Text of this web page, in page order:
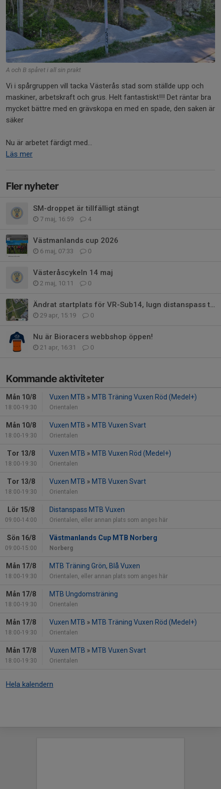
A och B spåret i all sin prakt
Vi i spårgruppen vill tacka Västerås stad som ställde upp och
maskiner, arbetskraft och grus. Helt fantastiskt!!! Det räntar bra
mycket bättre med en grävskopa en med en spade, den saken är
säker
Nu är arbetet färdigt med...
Läs mer
Fler nyheter
SM-droppet är tillfälligt stängt
7 maj, 16:59 4
Västmanlands cup 2026
6 maj, 07:33 0
Västeråscykeln 14 maj
2 maj, 10:11 0
Ändrat startplats för VR-Sub14, lugn distanspass till Köping
29 apr, 15:19 0
Nu är Bioracers webbshop öppen!
21 apr, 16:31 0
Kommande aktiviteter
Mån 10/8
18:00-19:30
Vuxen MTB » MTB Träning Vuxen Röd (Medel+)
Orientalen
Mån 10/8
18:00-19:30
Vuxen MTB » MTB Vuxen Svart
Orientalen
Tor 13/8
18:00-19:30
Vuxen MTB » MTB Vuxen Röd (Medel+)
Orientalen
Tor 13/8
18:00-19:30
Vuxen MTB » MTB Vuxen Svart
Orientalen
Lör 15/8
09:00-14:00
Distanspass MTB Vuxen
Orientalen, eller annan plats som anges här
Sön 16/8
09:00-15:00
Västmanlands Cup MTB Norberg
Norberg
Mån 17/8
18:00-19:30
MTB Träning Grön, Blå Vuxen
Orientalen, eller annan plats som anges här
Mån 17/8
18:00-19:30
MTB Ungdomsträning
Orientalen
Mån 17/8
18:00-19:30
Vuxen MTB » MTB Träning Vuxen Röd (Medel+)
Orientalen
Mån 17/8
18:00-19:30
Vuxen MTB » MTB Vuxen Svart
Orientalen
Hela kalendern